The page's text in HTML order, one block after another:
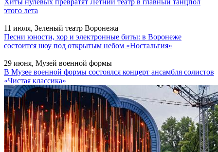
этого лета
11 июля, Зеленый театр Воронежа
Песни юности, хор и электронные биты: в Воронеже
состоится шоу под открытым небом «Ностальгия»
29 июня, Музей военной формы
В Музее военной формы состоялся концерт ансамбля солистов
«Чистая классика»